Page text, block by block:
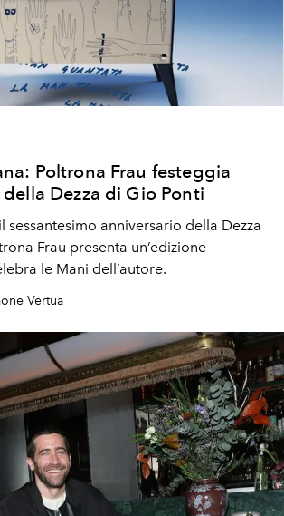
Poltrona Frau festeggia
Dezza di Gio Ponti
sessantesimo anniversario della Dezza
Frau presenta un’edizione
le Mani dell’autore.
Vertua